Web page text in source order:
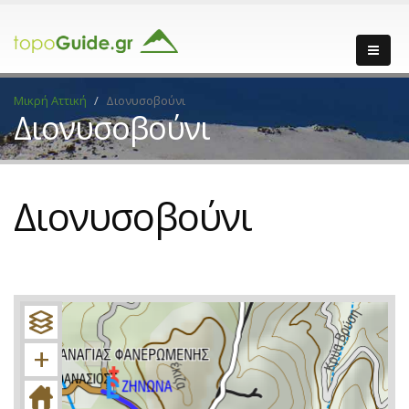
Μικρή Αττική Διονυσοβούνι
Διονυσοβούνι
Διονυσοβούνι
+